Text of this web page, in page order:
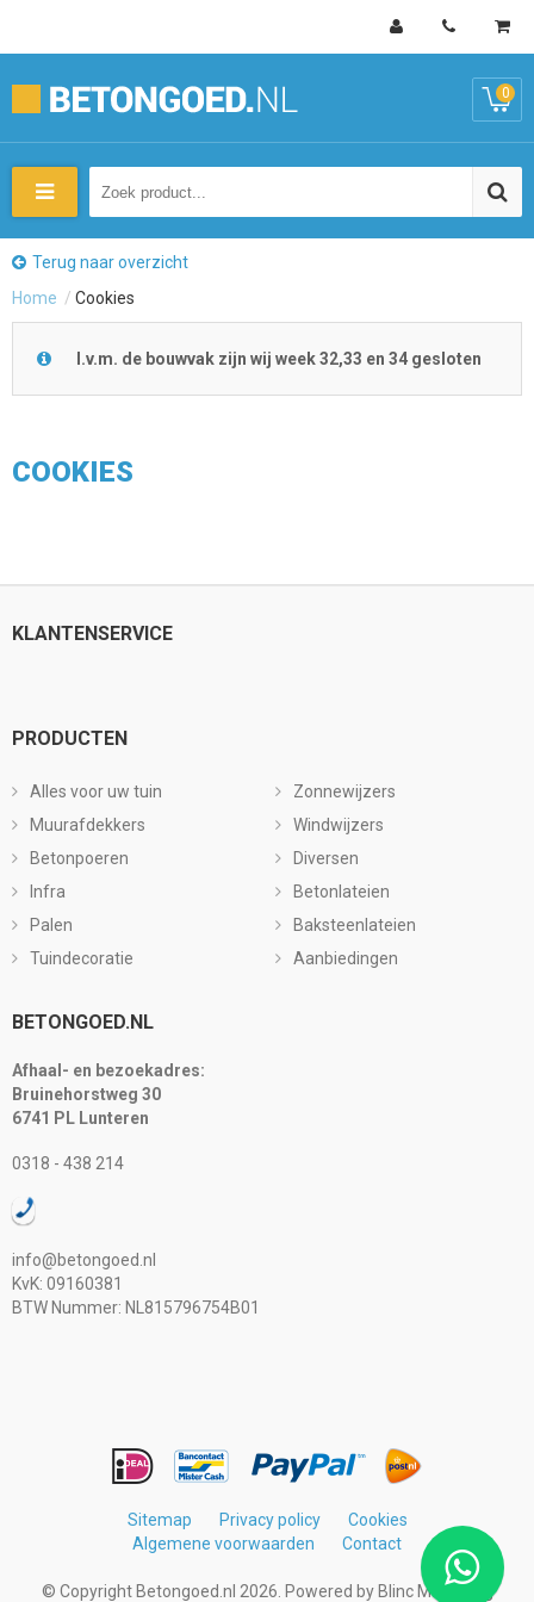
0
Terug naar overzicht
Home / Cookies
I.v.m. de bouwvak zijn wij week 32,33 en 34 gesloten
COOKIES
KLANTENSERVICE
PRODUCTEN
Alles voor uw tuin
Muurafdekkers
Betonpoeren
Infra
Palen
Tuindecoratie
Zonnewijzers
Windwijzers
Diversen
Betonlateien
Baksteenlateien
Aanbiedingen
BETONGOED.NL
Afhaal- en bezoekadres:
Bruinehorstweg 30
6741 PL Lunteren
0318 - 438 214
info@betongoed.nl
KvK: 09160381
BTW Nummer: NL815796754B01
Sitemap Privacy policy
Cookies
Algemene voorwaarden
Contact
© Copyright Betongoed.nl 2026. Powered by Blinc Marketing